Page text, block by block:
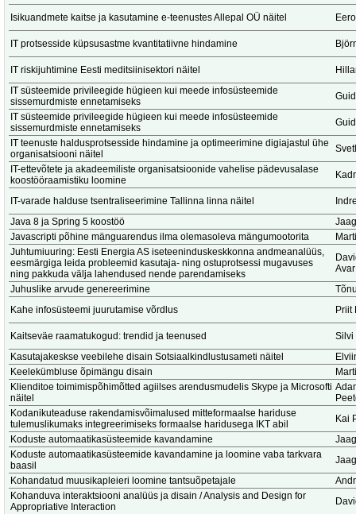
Isikuandmete kaitse ja kasutamine e-teenustes Allepal OÜ näitel
IT protsesside küpsusastme kvantitatiivne hindamine
IT riskijuhtimine Eesti meditsiinisektori näitel
IT süsteemide privileegide hügieen kui meede infosüsteemide
sissemurdmiste ennetamiseks
IT süsteemide privileegide hügieen kui meede infosüsteemide
sissemurdmiste ennetamiseks
IT teenuste haldusprotsesside hindamine ja optimeerimine digiajastul ühe
organisatsiooni näitel
IT-ettevõtete ja akadeemiliste organisatsioonide vahelise pädevusalase
koostööraamistiku loomine
IT-varade halduse tsentraliseerimine Tallinna linna näitel
Java 8 ja Spring 5 koostöö
Javascripti põhine mänguarendus ilma olemasoleva mängumootorita
Juhtumiuuring: Eesti Energia AS iseteeninduskeskkonna andmeanalüüs,
eesmärgiga leida probleemid kasutaja- ning ostuprotsessi mugavuses
ning pakkuda välja lahendused nende parendamiseks
Juhuslike arvude genereerimine
Kahe infosüsteemi juurutamise võrdlus
Priit
Kaitseväe raamatukogud: trendid ja teenused
Silvi
Kasutajakeskse veebilehe disain Sotsiaalkindlustusameti näitel
Keelekümbluse õpimängu disain
Klienditoe toimimispõhimõtted agiilses arendusmudelis Skype ja Microsofti
näitel
Kodanikuteaduse rakendamisvõimalused mitteformaalse hariduse
tulemuslikumaks integreerimiseks formaalse haridusega IKT abil
Kai
Koduste automaatikasüsteemide kavandamine
Koduste automaatikasüsteemide kavandamine ja loomine vaba tarkvara
baasil
Kohandatud muusikapleieri loomine tantsuõpetajale
Kohanduva interaktsiooni analüüs ja disain / Analysis and Design for
Appropriative Interaction